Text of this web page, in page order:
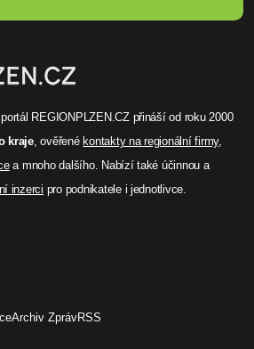
REGIONPLZEN.CZ přináší od roku 2000
kraje, ověřené kontakty na regionální firmy,
a mnoho dalšího. Nabízí také účinnou a
inzerci pro podnikatele i jednotlivce.
Archiv ZprávRSS